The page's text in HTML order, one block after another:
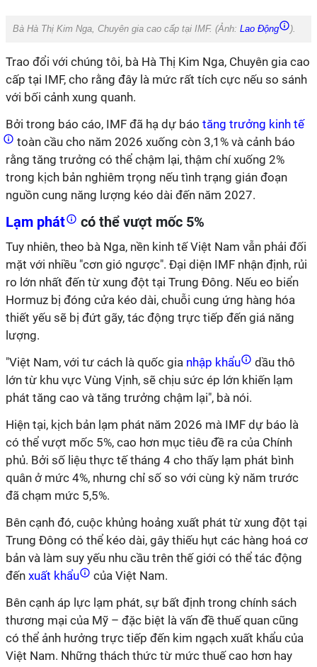
Bà Hà Thị Kim Nga, Chuyên gia cao cấp tại IMF. (Ảnh: Lao Động ).
Trao đổi với chúng tôi, bà Hà Thị Kim Nga, Chuyên gia cao
cấp tại IMF, cho rằng đây là mức rất tích cực nếu so sánh
với bối cảnh xung quanh.
Bởi trong báo cáo, IMF đã hạ dự báo tăng trưởng kinh tế
toàn cầu cho năm 2026 xuống còn 3,1% và cảnh báo
rằng tăng trưởng có thể chậm lại, thậm chí xuống 2%
trong kịch bản nghiêm trọng nếu tình trạng gián đoạn
nguồn cung năng lượng kéo dài đến năm 2027.
Lạm phát có thể vượt mốc 5%
Tuy nhiên, theo bà Nga, nền kinh tế Việt Nam vẫn phải đối
mặt với nhiều "cơn gió ngược". Đại diện IMF nhận định, rủi
ro lớn nhất đến từ xung đột tại Trung Đông. Nếu eo biển
Hormuz bị đóng cửa kéo dài, chuỗi cung ứng hàng hóa
thiết yếu sẽ bị đứt gãy, tác động trực tiếp đến giá năng
lượng.
"Việt Nam, với tư cách là quốc gia nhập khẩu
dầu thô
lớn từ khu vực Vùng Vịnh, sẽ chịu sức ép lớn khiến lạm
phát tăng cao và tăng trưởng chậm lại", bà nói.
Hiện tại, kịch bản lạm phát năm 2026 mà IMF dự báo là
có thể vượt mốc 5%, cao hơn mục tiêu đề ra của Chính
phủ. Bởi số liệu thực tế tháng 4 cho thấy lạm phát bình
quân ở mức 4%, nhưng chỉ số so với cùng kỳ năm trước
đã chạm mức 5,5%.
Bên cạnh đó, cuộc khủng hoảng xuất phát từ xung đột tại
Trung Đông có thể kéo dài, gây thiếu hụt các hàng hoá cơ
bản và làm suy yếu nhu cầu trên thế giới có thể tác động
đến xuất khẩu
của Việt Nam.
Bên cạnh áp lực lạm phát, sự bất định trong chính sách
thương mại của Mỹ – đặc biệt là vấn đề thuế quan cũng
có thể ảnh hưởng trực tiếp đến kim ngạch xuất khẩu của
Việt Nam. Những thách thức từ mức thuế cao hơn hay